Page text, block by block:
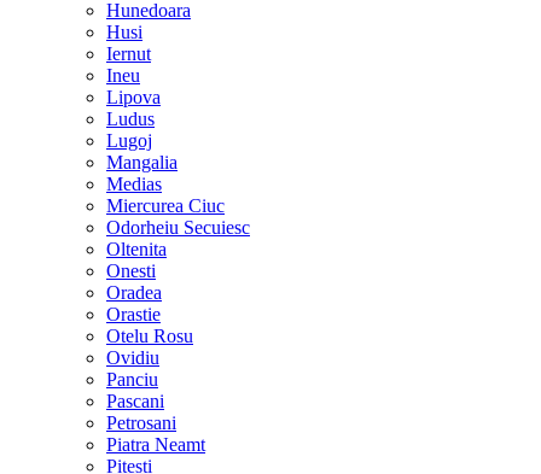
Hunedoara
Husi
Iernut
Ineu
Lipova
Ludus
Lugoj
Mangalia
Medias
Miercurea Ciuc
Odorheiu Secuiesc
Oltenita
Onesti
Oradea
Orastie
Otelu Rosu
Ovidiu
Panciu
Pascani
Petrosani
Piatra Neamt
Pitesti